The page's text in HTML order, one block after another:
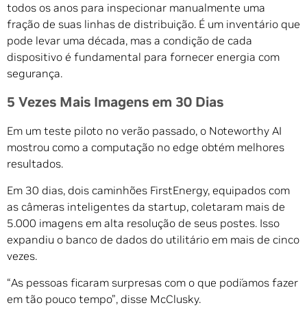
todos os anos para inspecionar manualmente uma
fração de suas linhas de distribuição. É um inventário que
pode levar uma década, mas a condição de cada
dispositivo é fundamental para fornecer energia com
segurança.
5 Vezes Mais Imagens em 30 Dias
Em um teste piloto no verão passado, o Noteworthy AI
mostrou como a computação no edge obtém melhores
resultados.
Em 30 dias, dois caminhões FirstEnergy, equipados com
as câmeras inteligentes da startup, coletaram mais de
5.000 imagens em alta resolução de seus postes. Isso
expandiu o banco de dados do utilitário em mais de cinco
vezes.
“As pessoas ficaram surpresas com o que podíamos fazer
em tão pouco tempo”, disse McClusky.